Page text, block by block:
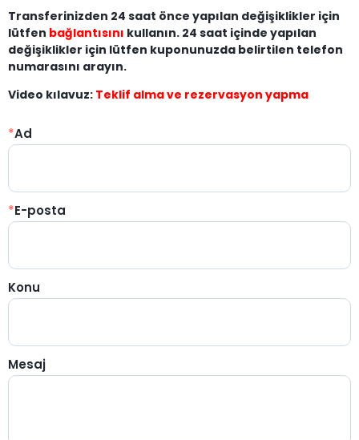
Transferinizden 24 saat önce yapılan değişiklikler için
lütfen bağlantısını kullanın. 24 saat içinde yapılan
değişiklikler için lütfen kuponunuzda belirtilen telefon
numarasını arayın.
Video kılavuz: Teklif alma ve rezervasyon yapma
*Ad
*E-posta
Konu
Mesaj